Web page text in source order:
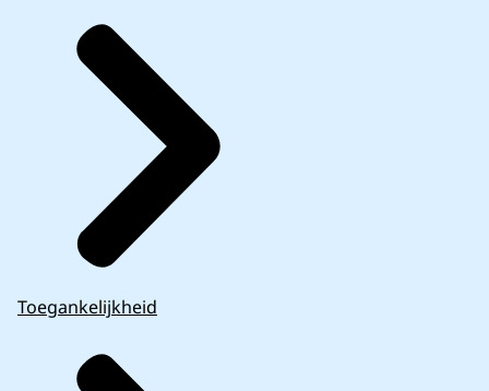
Toegankelijkheid